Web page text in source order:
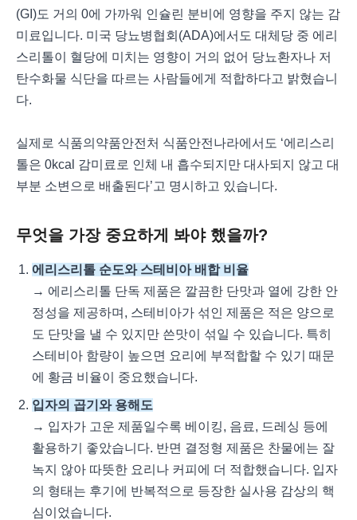
(GI)도 거의 0에 가까워 인슐린 분비에 영향을 주지 않는 감
미료입니다. 미국 당뇨병협회(ADA)에서도 대체당 중 에리
스리톨이 혈당에 미치는 영향이 거의 없어 당뇨환자나 저
탄수화물 식단을 따르는 사람들에게 적합하다고 밝혔습니
다.
실제로 식품의약품안전처 식품안전나라에서도 ‘에리스리
톨은 0kcal 감미료로 인체 내 흡수되지만 대사되지 않고 대
부분 소변으로 배출된다’고 명시하고 있습니다.
무엇을 가장 중요하게 봐야 했을까?
에리스리톨 순도와 스테비아 배합 비율
→ 에리스리톨 단독 제품은 깔끔한 단맛과 열에 강한 안
정성을 제공하며, 스테비아가 섞인 제품은 적은 양으로
도 단맛을 낼 수 있지만 쓴맛이 섞일 수 있습니다. 특히
스테비아 함량이 높으면 요리에 부적합할 수 있기 때문
에 황금 비율이 중요했습니다.
입자의 곱기와 용해도
→ 입자가 고운 제품일수록 베이킹, 음료, 드레싱 등에
활용하기 좋았습니다. 반면 결정형 제품은 찬물에는 잘
녹지 않아 따뜻한 요리나 커피에 더 적합했습니다. 입자
의 형태는 후기에 반복적으로 등장한 실사용 감상의 핵
심이었습니다.